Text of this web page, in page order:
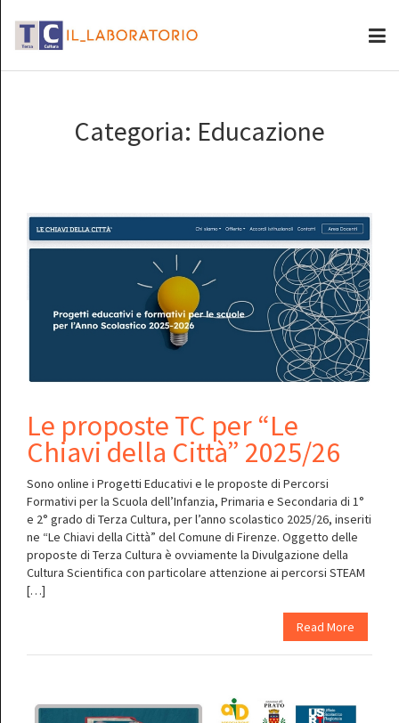
Categoria: Educazione
Le proposte TC per “Le
Chiavi della Città” 2025/26
Sono online i Progetti Educativi e le proposte di Percorsi
Formativi per la Scuola dell’Infanzia, Primaria e Secondaria di 1°
e 2° grado di Terza Cultura, per l’anno scolastico 2025/26, inseriti
ne “Le Chiavi della Città” del Comune di Firenze. Oggetto delle
proposte di Terza Cultura è ovviamente la Divulgazione della
Cultura Scientifica con particolare attenzione ai percorsi STEAM
[…]
Read More